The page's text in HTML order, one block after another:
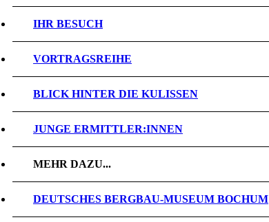
IHR BESUCH
VORTRAGSREIHE
BLICK HINTER DIE KULISSEN
JUNGE ERMITTLER:INNEN
MEHR DAZU...
DEUTSCHES BERGBAU-MUSEUM BOCHUM